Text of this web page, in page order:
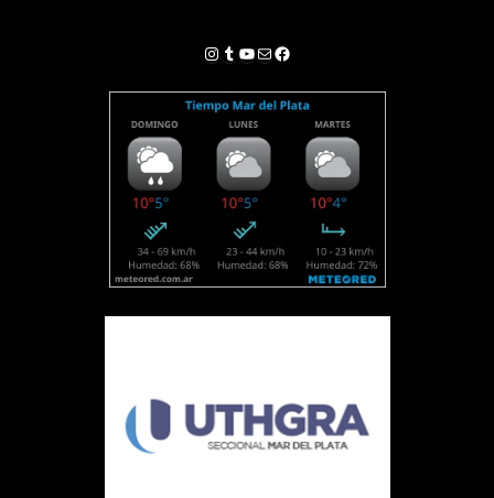
Instagram
Tumblr
YouTube
Correo electrónico
Facebook